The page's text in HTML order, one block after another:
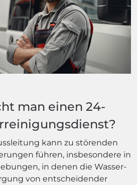
man einen 24-
kann zu störenden
führen, insbesondere in
in denen die Wasser-
von entscheidender